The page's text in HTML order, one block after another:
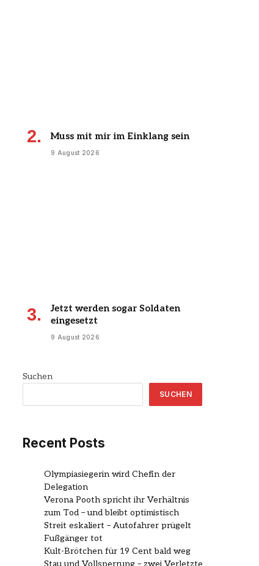
Muss mit mir im Einklang sein
9 August 2026
Jetzt werden sogar Soldaten
eingesetzt
9 August 2026
Suchen
SUCHEN
Recent Posts
Olympiasiegerin wird Chefin der
Delegation
Verona Pooth spricht ihr Verhältnis
zum Tod – und bleibt optimistisch
Streit eskaliert – Autofahrer prügelt
Fußgänger tot
Kult-Brötchen für 19 Cent bald weg
Stau und Vollsperrung – zwei Verletzte